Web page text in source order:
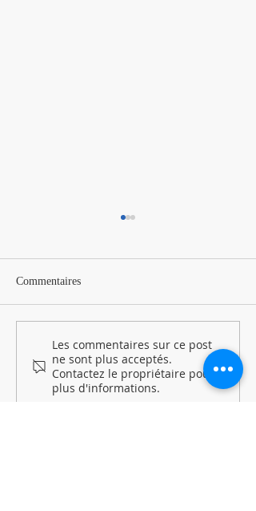
[Rappel : Dossiers Familles
à compléter d'urgence !]
Commentaires
Les commentaires sur ce post
ne sont plus acceptés.
Contactez le propriétaire pour
plus d'informations.